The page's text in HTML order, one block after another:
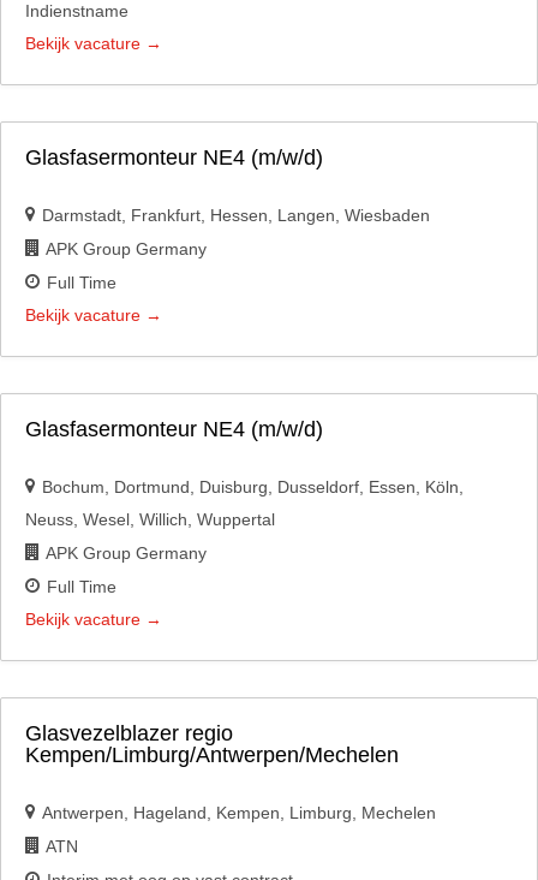
Indienstname
Bekijk vacature
Glasfasermonteur NE4 (m/w/d)
Darmstadt Frankfurt Hessen Langen Wiesbaden
APK Group Germany
Full Time
Bekijk vacature
Glasfasermonteur NE4 (m/w/d)
Bochum Dortmund Duisburg Dusseldorf Essen
Köln
Neuss Wesel Willich Wuppertal
APK Group Germany
Full Time
Bekijk vacature
Glasvezelblazer regio
Kempen/Limburg/Antwerpen/Mechelen
Antwerpen Hageland Kempen Limburg
Mechelen
ATN